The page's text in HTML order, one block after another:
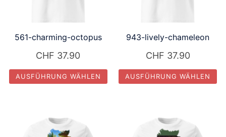
auf
der
Produktseite
werden
auf
der
Produktseite
werden
561-charming-octopus
CHF 37.90
AUSFÜHRUNG WÄHLEN
weist
mehrere
943-lively-chameleon
CHF 37.90
AUSFÜHRUNG WÄHLEN
weist
mehrere